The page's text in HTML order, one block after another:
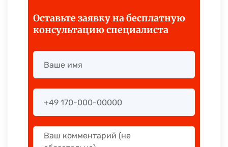
Оставьте заявку на бесплатную
консультацию специалиста